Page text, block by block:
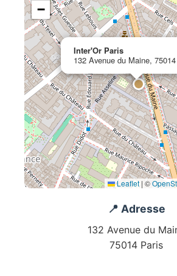
Inter'Or Paris
132 Avenue du Maine,
−
Leaflet | ©
📍 Adresse
132 Avenue du
75014 Paris